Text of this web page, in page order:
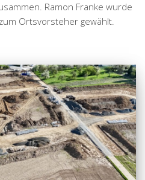
Ramon Franke wurde
Ortsvorsteher gewählt.